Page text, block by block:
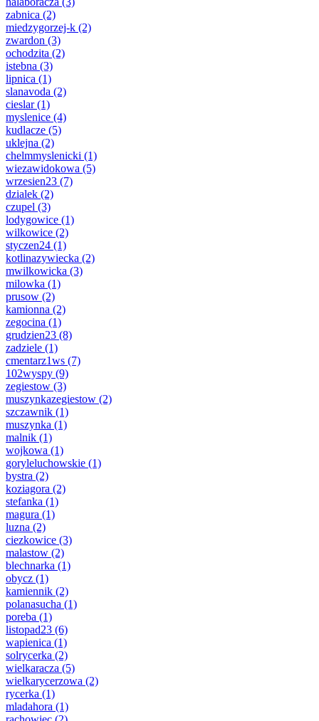
zabnica (2)
miedzygorzej-k (2)
zwardon (3)
ochodzita (2)
istebna (3)
lipnica (1)
slanavoda (2)
cieslar(1)
myslenice (4)
kudlacze (5)
uklejna (2)
chelmmyslenicki (1)
wiezawidokowa (5)
wrzesien23 (7)
dzialek (2)
czupel (3)
lodygowice (1)
wilkowice (2)
styczen24 (1)
kotlinazywiecka (2)
mwilkowicka (3)
milowka (1)
prusow (2)
kamionna (2)
zegocina (1)
grudzien23 (8)
zadziele (1)
cmentarz1ws (7)
102wyspy (9)
zegiestow (3)
muszynkazegiestow (2)
szczawnik (1)
muszynka (1)
malnik (1)
wojkowa (1)
goryleluchowskie (1)
bystra (2)
koziagora (2)
stefanka (1)
magura (1)
luzna (2)
ciezkowice (3)
malastow (2)
blechnarka (1)
obycz (1)
kamiennik (2)
polanasucha (1)
poreba (1)
listopad23 (6)
wapienica (1)
solrycerka (2)
wielkaracza (5)
wielkarycerzowa (2)
rycerka (1)
mladahora (1)